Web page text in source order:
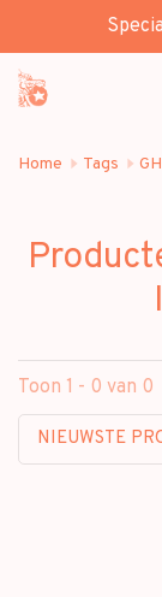
Home Tags
Toon 1 - 0 van 0
NIEUWSTE